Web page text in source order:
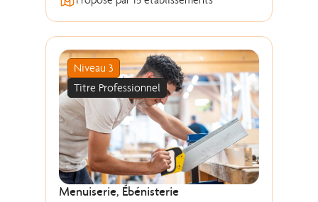
Niveau 3
Titre Professionnel
Menuiserie, Ébénisterie